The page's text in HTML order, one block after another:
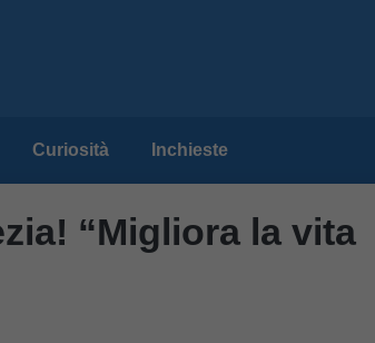
Curiosità Inchieste
“Migliora la vita